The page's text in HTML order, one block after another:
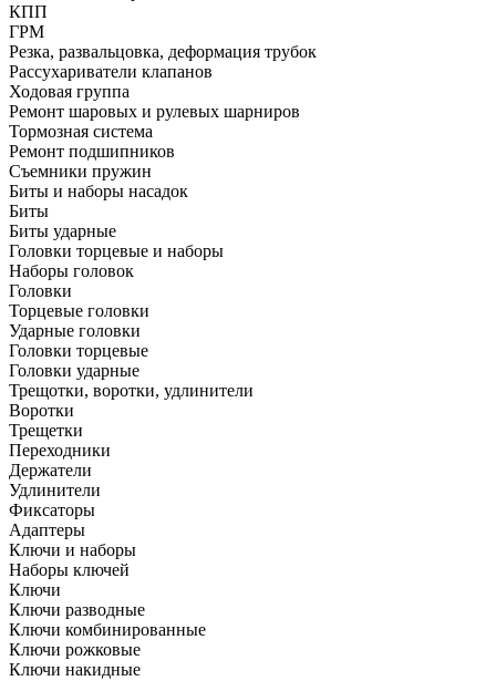
КПП
ГРМ
Резка, развальцовка, деформация трубок
Рассухариватели клапанов
Ходовая группа
Ремонт шаровых и рулевых шарниров
Тормозная система
Ремонт подшипников
Съемники пружин
Биты и наборы насадок
Биты
Биты ударные
Головки торцевые и наборы
Наборы головок
Головки
Торцевые головки
Ударные головки
Головки торцевые
Головки ударные
Трещотки, воротки, удлинители
Воротки
Трещетки
Переходники
Держатели
Удлинители
Фиксаторы
Адаптеры
Ключи и наборы
Наборы ключей
Ключи
Ключи разводные
Ключи комбинированные
Ключи рожковые
Ключи накидные